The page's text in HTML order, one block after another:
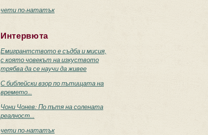
чети по-нататък
Интервюта
Емигрантството е съдба и мисия,
с която човекът на изкуството
трябва да се научи да живее
С библейски взор по пътищата на
времето...
Чони Чонев: По пътя на солената
реалност...
чети по-нататък